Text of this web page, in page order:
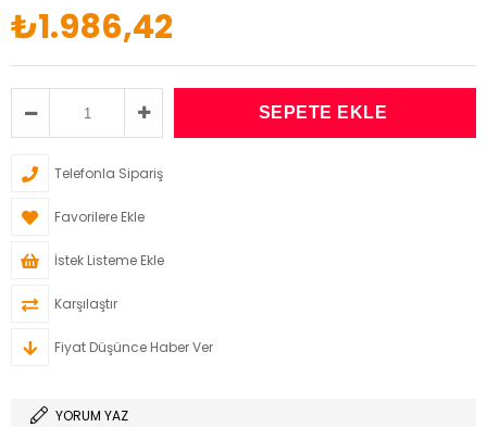
₺1.986,42
Telefonla Sipariş
Favorilere Ekle
İstek Listeme Ekle
Karşılaştır
Fiyat Düşünce Haber Ver
YORUM YAZ